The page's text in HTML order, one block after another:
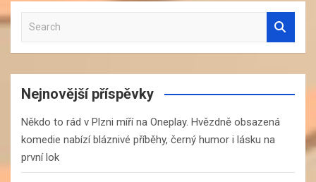
a
r
c
Nejnovější příspěvky
Někdo to rád v Plzni míří na Oneplay. Hvězdně obsazená
komedie nabízí bláznivé příběhy, černý humor i lásku na
první lok